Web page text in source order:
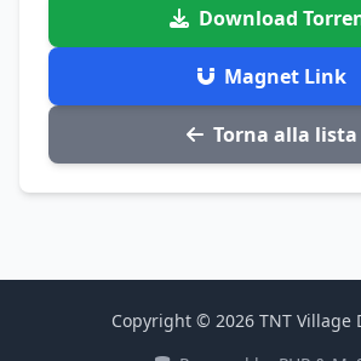
Download
Magnet Link
Torna alla lista
Copyright © 2026 TNT Village